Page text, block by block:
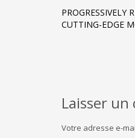
PROGRESSIVELY
CUTTING-EDGE
Laisser
Votre adresse e-